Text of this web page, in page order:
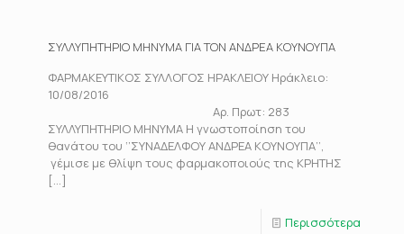
ΣΥΛΛΥΠΗΤΗΡΙΟ ΜΗΝΥΜΑ ΓΙΑ ΤΟΝ ΑΝΔΡΕΑ ΚΟΥΝΟΥΠΑ
ΦΑΡΜΑΚΕΥΤΙΚΟΣ ΣΥΛΛΟΓΟΣ ΗΡΑΚΛΕΙΟΥ Ηράκλειο:
10/08/2016
Αρ. Πρωτ: 283
ΣΥΛΛΥΠΗΤΗΡΙΟ ΜΗΝΥΜΑ Η γνωστοποίηση του
θανάτου του ‘’ΣΥΝΑΔΕΛΦΟΥ ΑΝΔΡΕΑ ΚΟΥΝΟΥΠΑ’’,
γέμισε με θλίψη τους φαρμακοποιούς της ΚΡΗΤΗΣ
[…]
Περισσότερα